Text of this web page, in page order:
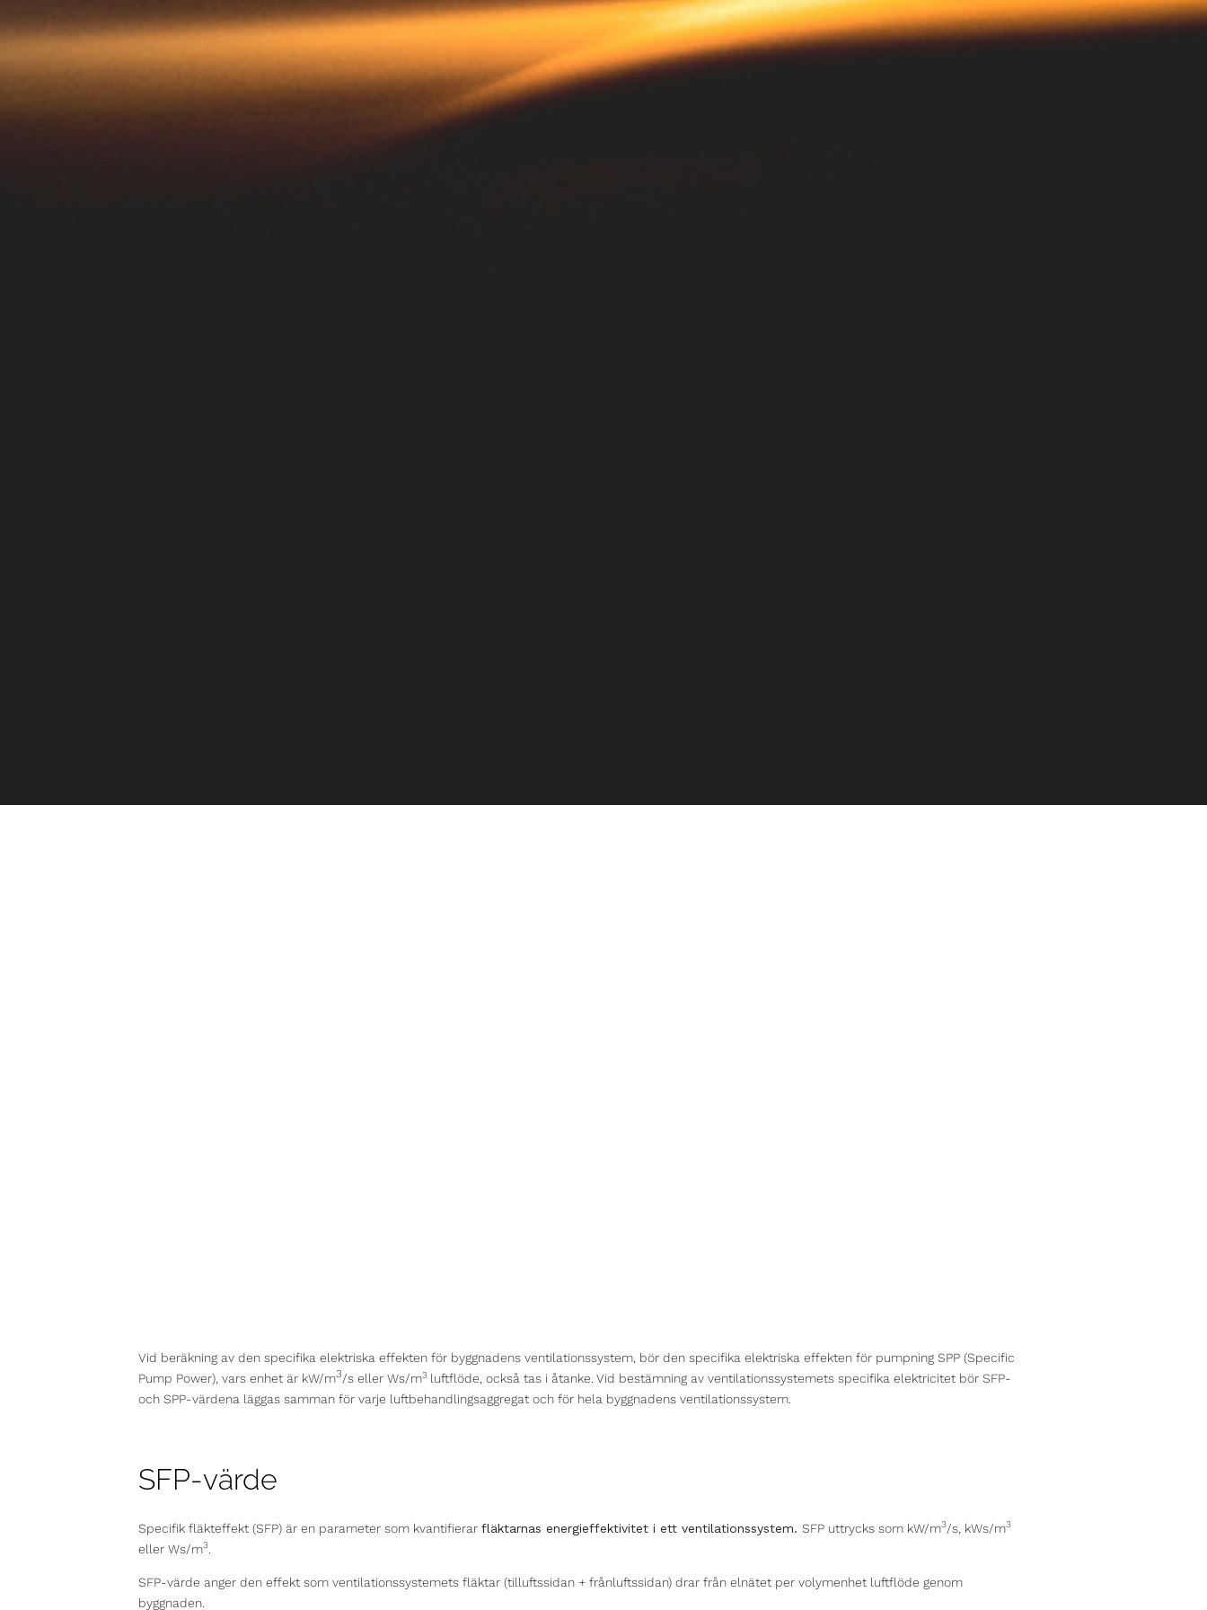
Vid beräkning av den specifika elektriska effekten för byggnadens ventilationssystem, bör den specifika elektriska effekten för pumpning SPP (Specific
Pump Power), vars enhet är kW/m3/s ellerWs/m3 luftflöde, också tas i åtanke. Vid bestämning av ventilationssystemets specifika elektricitet bör SFP-
och SPP-värdena läggas samman för varje luftbehandlingsaggregat och för hela byggnadens ventilationssystem.
SFP-värde
Specifik fläkteffekt (SFP) är en parameter som kvantifierarfläktarnas energieffektivitet i ett ventilationssystem.SFP uttrycks som kW/m3/s, kWs/m3
eller Ws/m3
SFP-värde anger den effekt som ventilationssystemets fläktar (tilluftssidan + frånluftssidan) drar från elnätet per volymenhet luftflöde genom
byggnaden.